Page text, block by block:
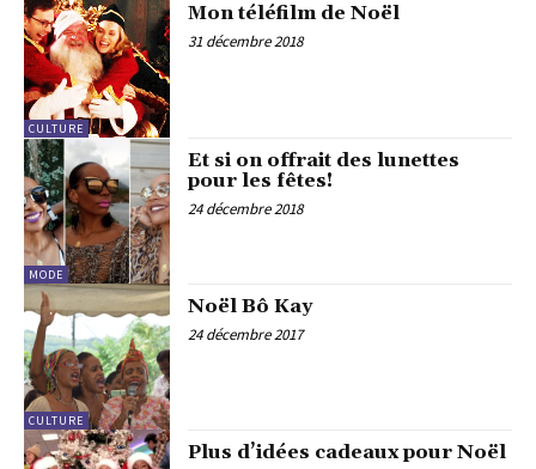
CULTURE
Mon téléfilm de Noël
31 décembre 2018
MODE
Et si on offrait des lunettes
pour les fêtes!
24 décembre 2018
CULTURE
Noël Bô Kay
24 décembre 2017
Plus d’idées cadeaux pour Noël